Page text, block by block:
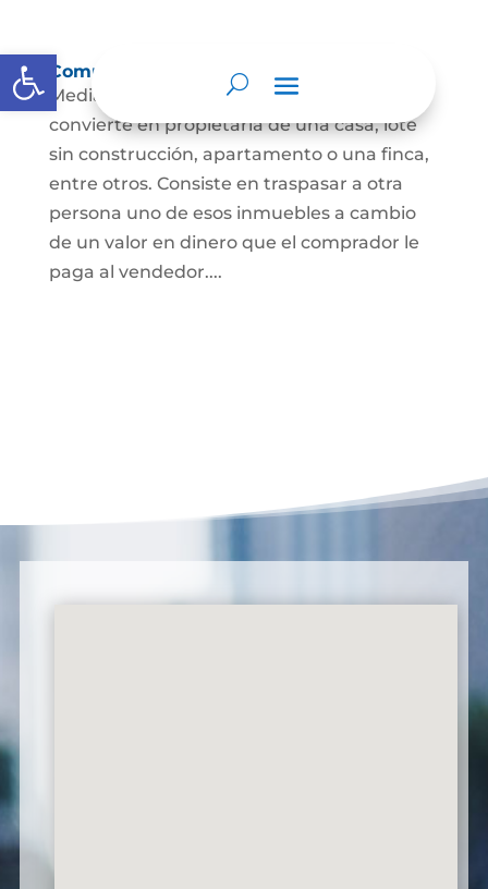
Abrir barra de herramientas
Compraventa de inmuebles
Mediante este contrato, una persona se
convierte en propietaria de una casa, lote
sin construcción, apartamento o una finca,
entre otros. Consiste en traspasar a otra
persona uno de esos inmuebles a cambio
de un valor en dinero que el comprador le
paga al vendedor....